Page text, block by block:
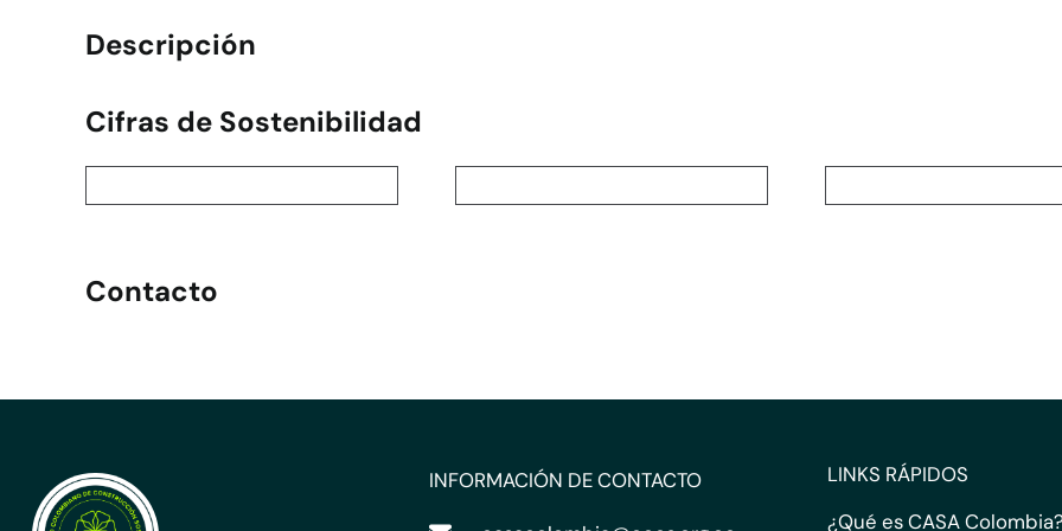
Descripción
Cifras de Sostenibilidad
Contacto
INFORMACIÓN DE CONTACTO
LINKS RÁPIDOS
¿Qué es CASA